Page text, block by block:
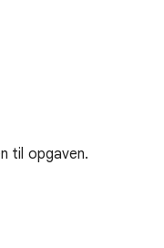
til opgaven.